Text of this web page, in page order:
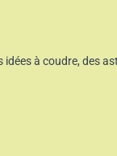
idées à coudre, des